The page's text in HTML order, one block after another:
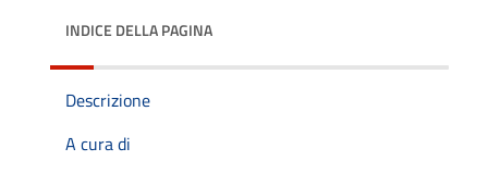
INDICE DELLA PAGINA
Descrizione
A cura di